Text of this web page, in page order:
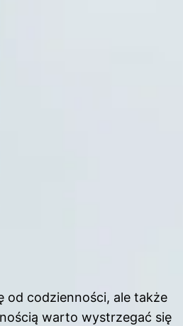
od codzienności, ale także
warto wystrzegać się